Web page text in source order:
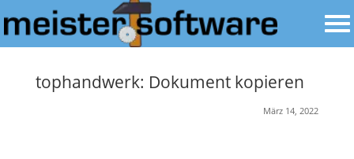
tophandwerk: Dokument kopieren
März 14, 2022